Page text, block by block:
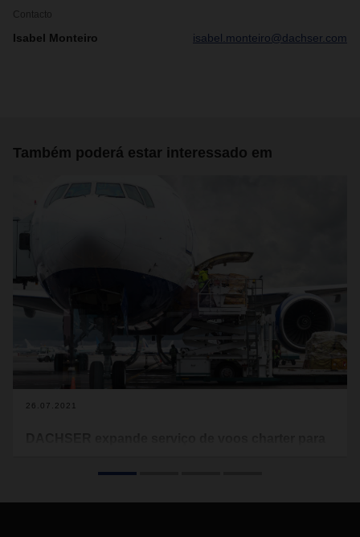
Contacto
Isabel Monteiro isabel.monteiro@dachser.com
Também poderá estar interessado em
26.07.2021